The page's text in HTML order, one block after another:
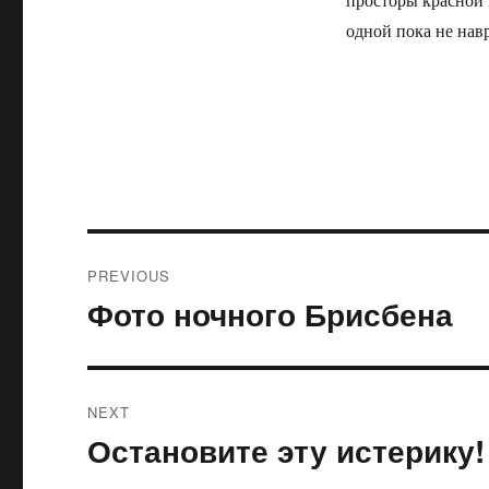
одной пока не
navigation
PREVIOUS
Previous
Фото ночного Брисбена
NEXT
Next
Остановите эту истерику!